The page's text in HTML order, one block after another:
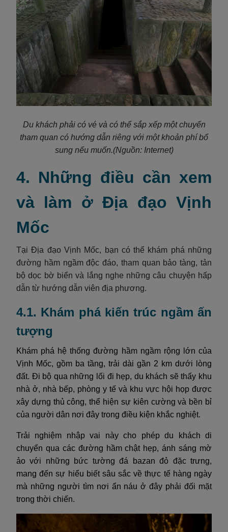
Du khách phải có vé và có thể sắp xếp một chuyến
tham quan có hướng dẫn riêng với một khoản phí bổ
sung nếu muốn.(Nguồn: Internet)
4. Những điều cần xem
và làm ở Địa đạo Vịnh
Mốc
Tại Địa đạo Vịnh Mốc, bạn có thể khám phá những
đường hầm ngầm độc đáo, tham quan bảo tàng, tản
bộ dọc bờ biển và lắng nghe những câu chuyện hấp
dẫn từ hướng dẫn viên địa phương.
4.1. Khám phá kiến trúc ngầm ấn
tượng
Khám phá hệ thống đường hầm ngầm rộng lớn của
Vịnh Mốc, gồm ba tầng, trải dài gần 2 km dưới lòng
đất. Đi bộ qua những lối đi hẹp, du khách sẽ thấy khu
nhà ở, nhà bếp, phòng y tế và khu vực hội họp được
xây dựng thủ công, thể hiện sự kiên cường và bền bỉ
của người dân nơi đây trong điều kiện khắc nghiệt.
Trải nghiệm nhập vai này cho phép du khách di
chuyển qua các đường hầm chật hẹp, ánh sáng mờ
ảo với những bức tường đá bazan đỏ đặc trưng,
mang đến sự hiểu biết sâu sắc về thực tế hàng ngày
mà những người tìm nơi ẩn náu ở đây phải đối mặt
trong thời chiến.